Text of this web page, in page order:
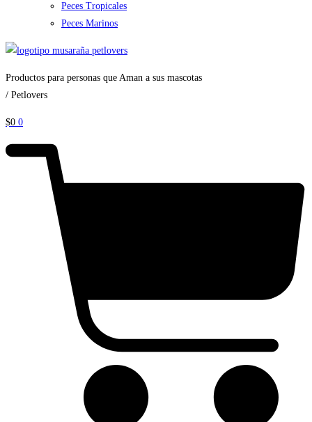
Peces Tropicales
Peces Marinos
Productos para personas que Aman a sus mascotas
/ Petlovers
$0 0